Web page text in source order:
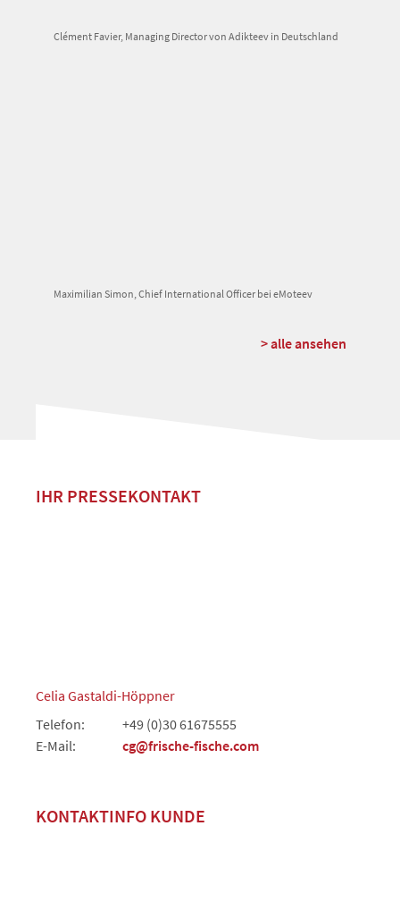
Clément Favier, Managing Director von Adikteev in Deutschland
Maximilian Simon, Chief International Officer bei eMoteev
> alle ansehen
IHR PRESSEKONTAKT
Celia Gastaldi-Höppner
Telefon:
+49 (0)30 61675555
E-Mail:
cg@frische-fische.com
KONTAKTINFO KUNDE